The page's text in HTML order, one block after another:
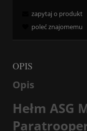
zapytaj o produkt
poleć znajomemu
OPIS
Opis
Hełm ASG